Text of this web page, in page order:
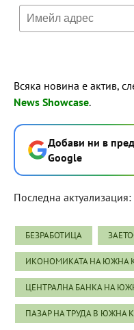
Всяка новина е актив,
News Showcase.
Добави ни в
Google
Последна актуализация:
БЕЗРАБОТИЦА
ИКОНОМИКАТА НА ЮЖНА
ЦЕНТРАЛНА БАНКА НА
ПАЗАР НА ТРУДА В ЮЖНА